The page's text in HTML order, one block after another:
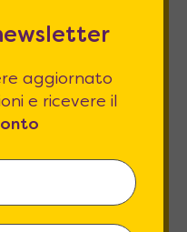
aggiornato
e ricevere il